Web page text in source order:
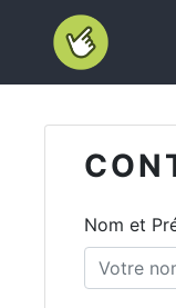
Nom et